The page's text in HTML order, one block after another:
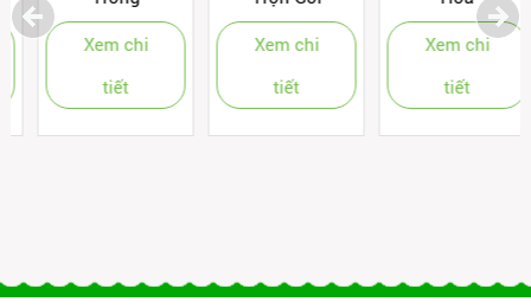
Xem chi
tiết
Xem chi
tiết
Xem chi
tiết